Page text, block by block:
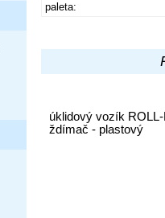
paleta:
úklidový vozík
ždímač - plastový